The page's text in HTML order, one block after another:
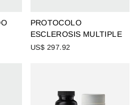
PROTOCOLO
ESCLEROSIS MULTIPLE
US$ 297.92